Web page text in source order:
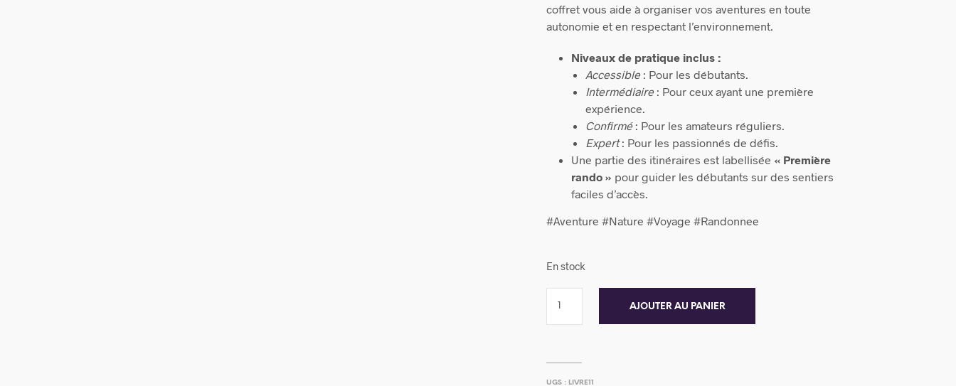
coffret vous aide à organiser vos aventures en toute
autonomie et en respectant l’environnement.
Niveaux de pratique inclus :
Accessible: Pour les débutants.
Intermédiaire: Pour ceux ayant une première
expérience.
Confirmé: Pour les amateurs réguliers.
Expert: Pour les passionnés de défis.
Une partie des itinéraires est labellisée « Première
rando » pour guider les débutants sur des sentiers
faciles d’accès.
#Aventure #Nature #Voyage #Randonnee
En stock
AJOUTER AU PANIER
UGS : LIVRE11